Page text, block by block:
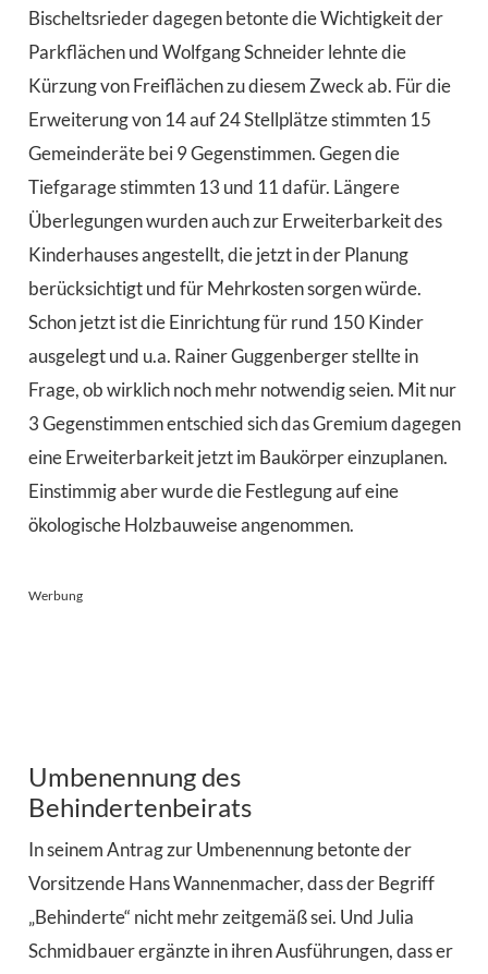
Bischeltsrieder dagegen betonte die Wichtigkeit der
Parkflächen und Wolfgang Schneider lehnte die
Kürzung von Freiflächen zu diesem Zweck ab. Für die
Erweiterung von 14 auf 24 Stellplätze stimmten 15
Gemeinderäte bei 9 Gegenstimmen. Gegen die
Tiefgarage stimmten 13 und 11 dafür. Längere
Überlegungen wurden auch zur Erweiterbarkeit des
Kinderhauses angestellt, die jetzt in der Planung
berücksichtigt und für Mehrkosten sorgen würde.
Schon jetzt ist die Einrichtung für rund 150 Kinder
ausgelegt und u.a. Rainer Guggenberger stellte in
Frage, ob wirklich noch mehr notwendig seien. Mit nur
3 Gegenstimmen entschied sich das Gremium dagegen
eine Erweiterbarkeit jetzt im Baukörper einzuplanen.
Einstimmig aber wurde die Festlegung auf eine
ökologische Holzbauweise angenommen.
Werbung
Umbenennung des
Behindertenbeirats
In seinem Antrag zur Umbenennung betonte der
Vorsitzende Hans Wannenmacher, dass der Begriff
„Behinderte“ nicht mehr zeitgemäß sei. Und Julia
Schmidbauer ergänzte in ihren Ausführungen, dass er